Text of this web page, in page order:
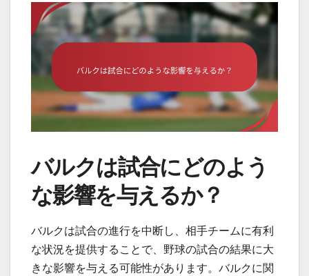
バルクは試合にどのよう
な影響を与えるか？
バルクは試合の進行を中断し、相手チームに有利
な状況を提供することで、野球の試合の結果に大
きな影響を与える可能性があります。バルクに関